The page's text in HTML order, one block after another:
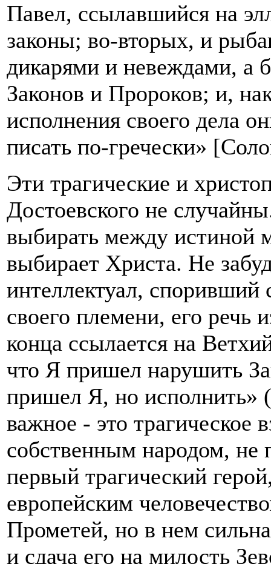
Павел, ссылавшийся на
законы; во-вторых, и
дикарями и невеждами, а
Законов и Пророков; и,
исполнения своего дела
писать по-гречески»
Эти трагические и
Достоевского не
выбирать между истиной
выбирает Христа. Не
интеллектуал,
своего племени, его речь
конца ссылается на
что Я пришел нарушить
пришел Я, но
важное - это трагическое
собственным народом, не
первый трагический
европейским
Прометей, но в нем сильна
и сдача его на милость